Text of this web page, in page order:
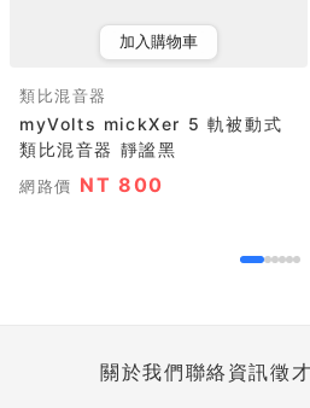
加入購物車
類比混音器
myVolts mickXer 5 軌被動式
類比混音器 靜謐黑
網路價 NT 800
關於我們聯絡資訊徵